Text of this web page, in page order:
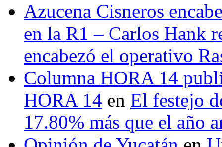
Azucena Cisneros
en la R1 – Carlos Hank
encabezó el operativo
Columna HORA 14
HORA 14 en El festejo
17.80% más que el año